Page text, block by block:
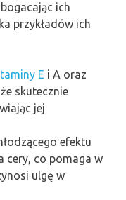
ich
przykładów ich
E i A oraz
skutecznie
jej
efektu
cery, co pomaga w
ulgę w